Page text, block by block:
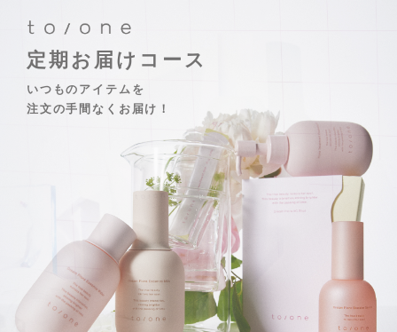
定期お届けコース
いつものアイテムを
注文の手間なくお届け！